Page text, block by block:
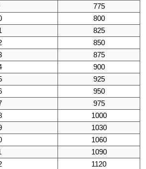
775
800
825
850
875
900
925
950
975
1000
1030
1060
1090
1120